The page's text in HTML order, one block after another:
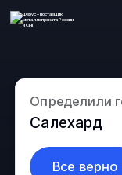
Определили
Салехард
Все верно